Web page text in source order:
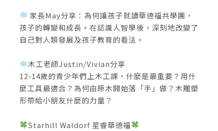
家長May分享：為何讓孩子就讀華德福共學團，
孩子的轉變和成長。在認識人智學後，深刻地改變了
自己對人類發展及孩子教育的看法。
木工老師Justin/Vivian分享
12-14歲的青少年們上木工課，什麼是最重要？用什
麼工具最適合？為何由原木開始落「手」做？木雕塑
形帶給小朋友什麼的力量？
Starhill Waldorf 星睿華德福